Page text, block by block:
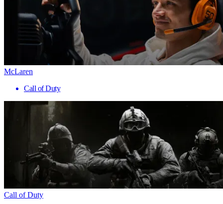
McLaren
Call of Duty
Call of Duty